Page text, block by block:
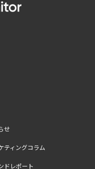
せ
ティングコラム
ドレポート